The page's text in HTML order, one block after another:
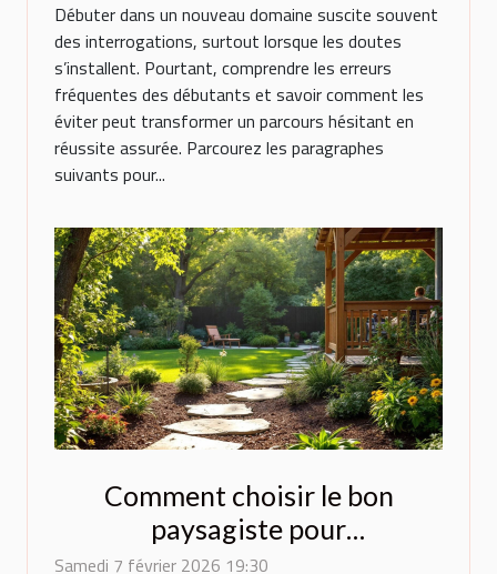
Débuter dans un nouveau domaine suscite souvent
des interrogations, surtout lorsque les doutes
s’installent. Pourtant, comprendre les erreurs
fréquentes des débutants et savoir comment les
éviter peut transformer un parcours hésitant en
réussite assurée. Parcourez les paragraphes
suivants pour...
Comment choisir le bon
paysagiste pour
métamorphoser votre espace
Samedi 7 février 2026 19:30